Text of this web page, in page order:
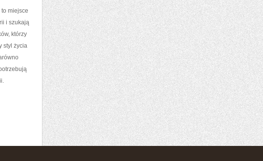
miejsce
i szukają
którzy
styl życia